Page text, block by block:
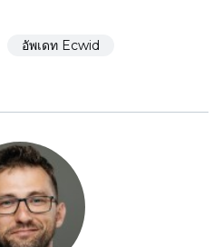
อัพเดท Ecwid